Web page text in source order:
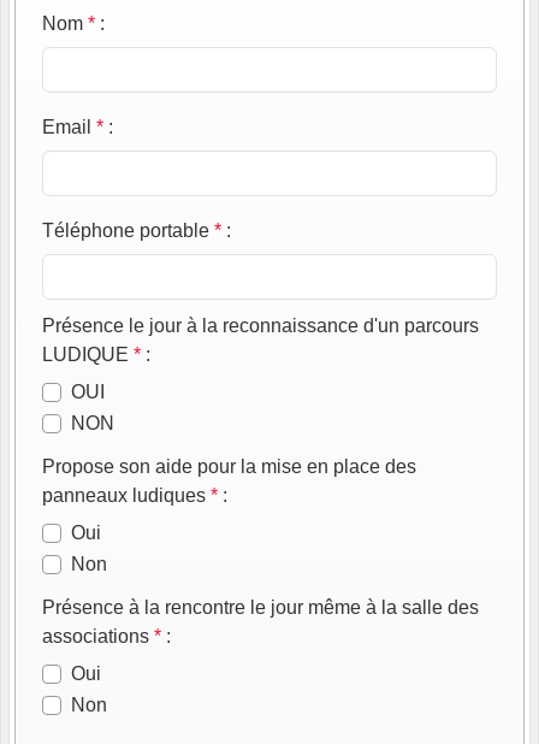
Nom * :
Email * :
Téléphone portable * :
Présence le jour à la reconnaissance d'un parcours
LUDIQUE * :
OUI
NON
Propose son aide pour la mise en place des
panneaux ludiques * :
Oui
Non
Présence à la rencontre le jour même à la salle des
associations * :
Oui
Non